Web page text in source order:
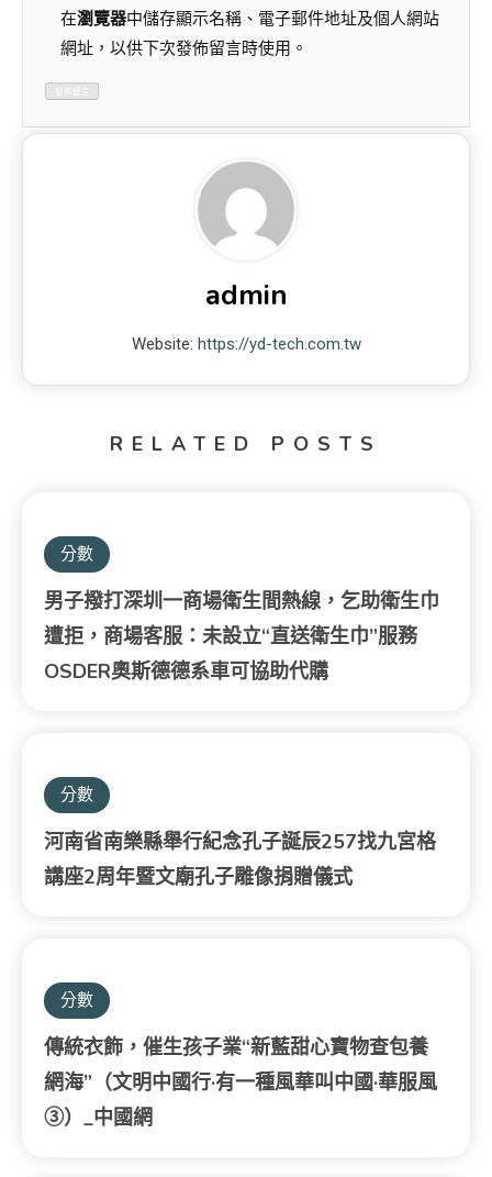
在瀏覽器中儲存顯示名稱、電子郵件地址及個人網站
網址，以供下次發佈留言時使用。
admin
Website: https://yd-tech.com.tw
RELATED POSTS
分數
男子撥打深圳一商場衛生間熱線，乞助衛生巾
遭拒，商場客服：未設立“直送衛生巾”服務
OSDER奧斯德德系車可協助代購
分數
河南省南樂縣舉行紀念孔子誕辰257找九宮格
講座2周年暨文廟孔子雕像捐贈儀式
分數
傳統衣飾，催生孩子業“新藍甜心寶物查包養
網海”（文明中國行·有一種風華叫中國·華服風
③）_中國網